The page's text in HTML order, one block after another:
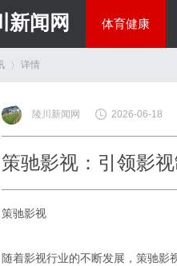
新闻网 体育健康
›
详情
陵川新闻网 2026-06-18
策驰影视：引领影
策驰影视
随着影视行业的不断发展，策驰影